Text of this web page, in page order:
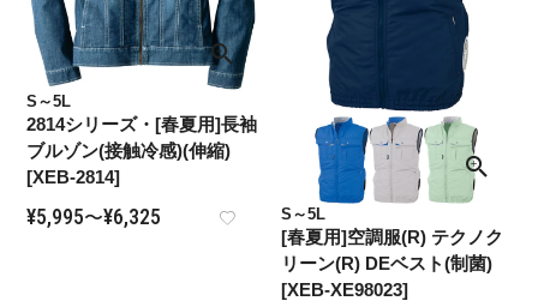
S～5L
2814シリーズ・[春夏用]長袖
ブルゾン(接触冷感)(伸縮)
[XEB-2814]
¥5,995〜¥6,325 S～5L
[春夏用]空調服(R) テクノク
リーン(R) DEベスト(制菌)
[XEB-XE98023]